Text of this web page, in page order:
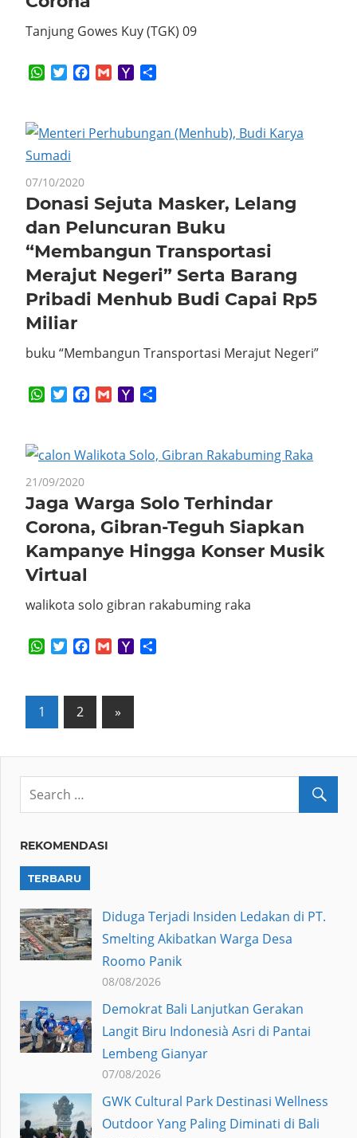
Tanjung Gowes Kuy (TGK) 09
WhatsApp
TwitterFacebook
GmailYahoo
07/10/2020
Donasi Sejuta Masker, Lelang
dan Peluncuran Buku
“Membangun Transportasi
Merajut Negeri” Serta Barang
Pribadi Menhub Budi Capai Rp5
Miliar
buku “Membangun Transportasi Merajut Negeri”
WhatsApp
TwitterFacebook
GmailYahoo
21/09/2020
Jaga Warga Solo Terhindar
Corona, Gibran-Teguh Siapkan
Kampanye Hingga Konser Musik
Virtual
walikota solo gibran rakabuming raka
WhatsApp
TwitterFacebook
GmailYahoo
Posts
1 2
Next
Posts
»
REKOMENDASI
TERBARU
Diduga Terjadi Insiden Ledakan di PT.
Smelting Akibatkan Warga Desa
Roomo Panik
08/08/2026
Demokrat Bali Lanjutkan Gerakan
Langit Biru Indonesià Asri di Pantai
Lembeng Gianyar
07/08/2026
GWK Cultural Park Destinasi Wellness
Outdoor Yang Paling Diminati di Bali